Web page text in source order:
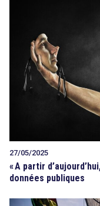
27/05/2025
«A partir
données publiques